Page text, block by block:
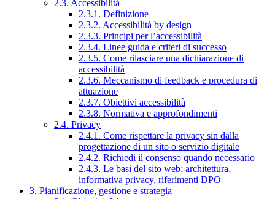
2.3. Accessibilità
2.3.1. Definizione
2.3.2. Accessibilità by design
2.3.3. Principi per l’accessibilità
2.3.4. Linee guida e criteri di successo
2.3.5. Come rilasciare una dichiarazione di
accessibilità
2.3.6. Meccanismo di feedback e procedura di
attuazione
2.3.7. Obiettivi accessibilità
2.3.8. Normativa e approfondimenti
2.4. Privacy
2.4.1. Come rispettare la privacy sin dalla
progettazione di un sito o servizio digitale
2.4.2. Richiedi il consenso quando necessario
2.4.3. Le basi del sito web: architettura,
informativa privacy, riferimenti DPO
3. Pianificazione, gestione e strategia